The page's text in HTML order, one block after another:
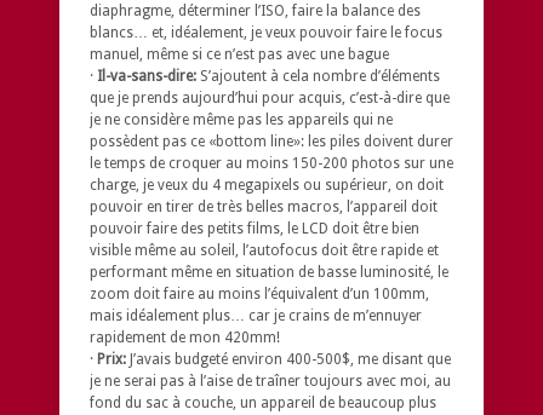
diaphragme, déterminer l’ISO, faire la balance des
blancs… et, idéalement, je veux pouvoir faire le focus
manuel, même si ce n’est pas avec une bague
· Il-va-sans-dire: S’ajoutent à cela nombre d’éléments
que je prends aujourd’hui pour acquis, c’est-à-dire que
je ne considère même pas les appareils qui ne
possèdent pas ce «bottom line»: les piles doivent durer
le temps de croquer au moins 150-200 photos sur une
charge, je veux du 4 megapixels ou supérieur, on doit
pouvoir en tirer de très belles macros, l’appareil doit
pouvoir faire des petits films, le LCD doit être bien
visible même au soleil, l’autofocus doit être rapide et
performant même en situation de basse luminosité, le
zoom doit faire au moins l’équivalent d’un 100mm,
mais idéalement plus… car je crains de m’ennuyer
rapidement de mon 420mm!
· Prix: J’avais budgeté environ 400-500$, me disant que
je ne serai pas à l’aise de traîner toujours avec moi, au
fond du sac à couche, un appareil de beaucoup plus